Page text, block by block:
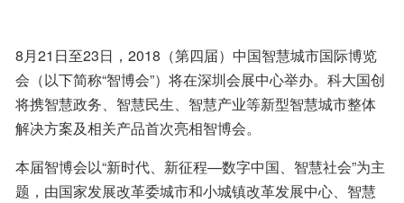
8月21日至23日，2018（第四届）中国智慧城市国际博览
会（以下简称“智博会”）将在深圳会展中心举办。科大国创
将携智慧政务、智慧民生、智慧产业等新型智慧城市整体
解决方案及相关产品首次亮相智博会。
本届智博会以“新时代、新征程—数字中国、智慧社会”为主
题，由国家发展改革委城市和小城镇改革发展中心、智慧